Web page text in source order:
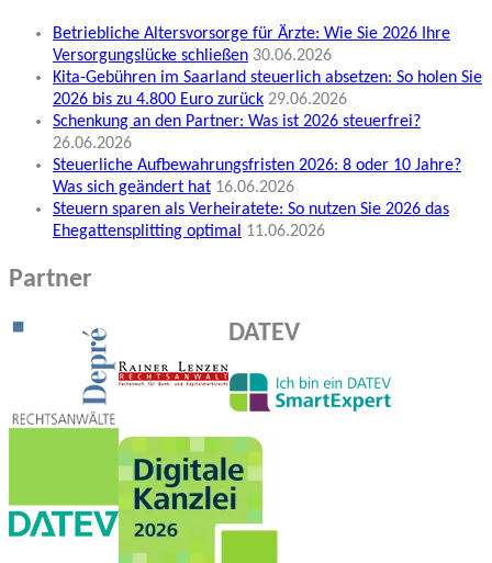
Betriebliche Altersvorsorge für Ärzte: Wie Sie 2026 Ihre
Versorgungslücke schließen 30.06.2026
Kita-Gebühren im Saarland steuerlich absetzen: So holen Sie
2026 bis zu 4.800 Euro zurück 29.06.2026
Schenkung an den Partner: Was ist 2026 steuerfrei?
26.06.2026
Steuerliche Aufbewahrungsfristen 2026: 8 oder 10 Jahre?
Was sich geändert hat 16.06.2026
Steuern sparen als Verheiratete: So nutzen Sie 2026 das
Ehegattensplitting optimal 11.06.2026
Partner
DATEV